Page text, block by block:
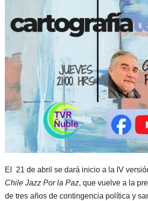
El 21 de abril se dará inicio a la IV
Chile Jazz Por la Paz, que vuelve a la
de tres años de contingencia política y